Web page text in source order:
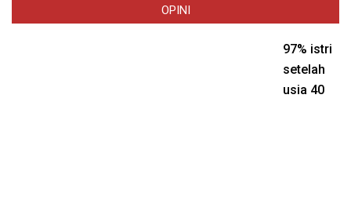
OPINI
97% istri
setelah
usia 40